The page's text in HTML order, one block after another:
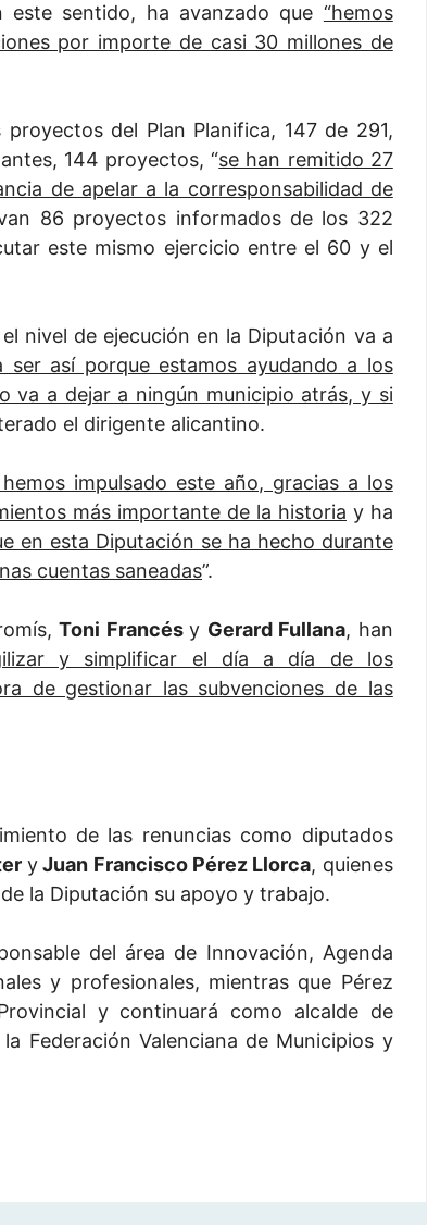
este sentido, ha avanzado que “hemos
por importe de casi 30 millones de
del Plan Planifica, 147 de 291,
144 proyectos, “se han remitido 27
de apelar a la corresponsabilidad de
86 proyectos informados de los 322
este mismo ejercicio entre el 60 y el
nivel de ejecución en la Diputación va a
así porque estamos ayudando a los
va a dejar a ningún municipio atrás, y si
el dirigente alicantino.
impulsado este año, gracias a los
más importante de la historia y ha
en esta Diputación se ha hecho durante
cuentas saneadas”.
Toni Francésy Gerard Fullana, han
y simplificar el día a día de los
de gestionar las subvenciones de las
de las renuncias como diputados
yJuan Francisco Pérez Llorca, quienes
la Diputación su apoyo y trabajo.
del área de Innovación, Agenda
y profesionales, mientras que Pérez
y continuará como alcalde de
Federación Valenciana de Municipios y